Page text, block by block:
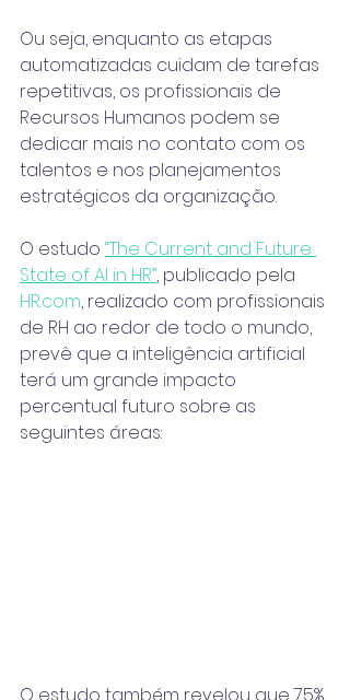
Ou seja, enquanto as etapas
automatizadas cuidam de tarefas
repetitivas, os profissionais de
Recursos Humanos podem se
dedicar mais no contato com os
talentos e nos planejamentos
estratégicos da organização.
O estudo “The Current and Future
State of AI in HR”, publicado pela
HR.com, realizado com profissionais
de RH ao redor de todo o mundo,
prevê que a inteligência artificial
terá um grande impacto
percentual futuro sobre as
seguintes áreas:
O estudo também revelou que 75%